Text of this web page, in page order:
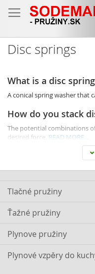
to
Content
Disc springs
What is a disc
A conical spring washer that
How do you stack
The potential combinations
desired force. READ MORE...
See our
Tlačné pružiny
Ťažné pružiny
Plynove pružiny
Plynové vzpěry do